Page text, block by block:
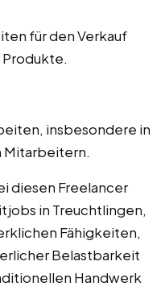
für den Verkauf
insbesondere in
diesen Freelancer
in Treuchtlingen,
Fähigkeiten,
Belastbarkeit
Handwerk